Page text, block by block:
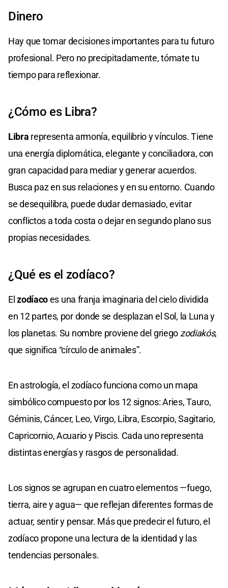
Dinero
Hay que tomar decisiones importantes para tu futuro
profesional. Pero no precipitadamente, tómate tu
tiempo para reflexionar.
¿Cómo es Libra?
Libra representa armonía, equilibrio y vínculos. Tiene
una energía diplomática, elegante y conciliadora, con
gran capacidad para mediar y generar acuerdos.
Busca paz en sus relaciones y en su entorno. Cuando
se desequilibra, puede dudar demasiado, evitar
conflictos a toda costa o dejar en segundo plano sus
propias necesidades.
¿Qué es el zodíaco?
Elzodíacoes una franja imaginaria del cielo dividida
en 12 partes, por donde se desplazan el Sol, la Luna y
los planetas. Su nombre proviene del griego zodiakós,
que significa “círculo de animales”.
En astrología, el zodíaco funciona como un mapa
simbólico compuesto por los 12 signos: Aries, Tauro,
Géminis, Cáncer, Leo, Virgo, Libra, Escorpio, Sagitario,
Capricornio, Acuario y Piscis. Cada uno representa
distintas energías y rasgos de personalidad.
Los signos se agrupan en cuatro elementos —fuego,
tierra, aire y agua— que reflejan diferentes formas de
actuar, sentir y pensar. Más que predecir el futuro, el
zodíaco propone una lectura de la identidad y las
tendencias personales.